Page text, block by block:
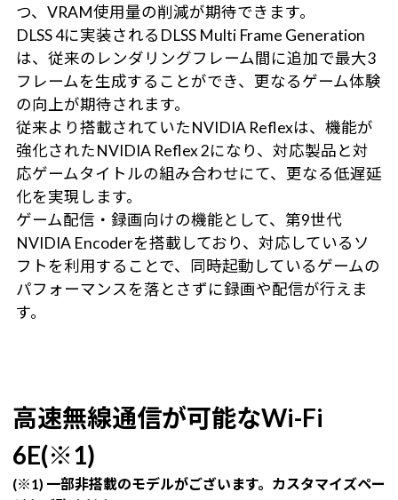
つ、VRAM使用量の削減が期待できます。
DLSS 4に実装されるDLSS Multi Frame Generation
は、従来のレンダリングフレーム間に追加で最大3
フレームを生成することができ、更なるゲーム体験
の向上が期待されます。
従来より搭載されていたNVIDIA Reflexは、機能が
強化されたNVIDIA Reflex 2になり、対応製品と対
応ゲームタイトルの組み合わせにて、更なる低遅延
化を実現します。
ゲーム配信・録画向けの機能として、第9世代
NVIDIA Encoderを搭載しており、対応しているソ
フトを利用することで、同時起動しているゲームの
パフォーマンスを落とさずに録画や配信が行えま
す。
高速無線通信が可能なWi-Fi
6E(※1)
(※1) 一部非搭載のモデルがございます。カスタマイズペー